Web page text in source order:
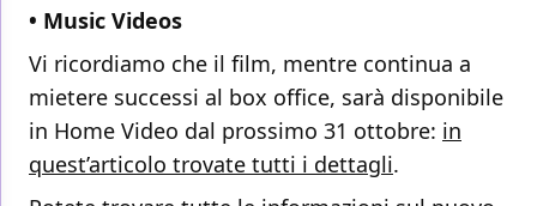
• Music Videos
Vi ricordiamo che il film, mentre continua a
mietere successi al box office, sarà disponibile
in Home Video dal prossimo 31 ottobre: in
quest’articolo trovate tutti i dettagli.